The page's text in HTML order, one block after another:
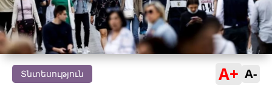
Տնտեսություն A+ A-